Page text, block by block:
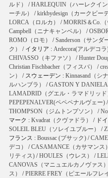
ルド）
/HARLEQUIN（ハーレクイン
ーチル）
/kirkbydesign（カークビー
LORCA（ロルカ）
/MORRIS＆Co.
Campbell（ニナキャンベル）
/
ROMO（ロモ）
/Sanderson（サンダ
ク）
/ イタリア : Ardecora(アルデコ
CHIVASSO（キファソ）
/Hunter
Christian Fischbacher（フィスバ）
/
ン）
/ スウェーデン : Kinnasand（シ
ルハンブラ）
/GASTON Y
LAMADRID（グエル・ラマドリッド
PEPEPENALVER(ペペペナルヴェー)/
THOMPSON（ジムトンプソン）
/
マーク : Kvadrat（クヴァドラ） / ド
SOLEIL BLEU（ソレイユブルー）
/
フランス : Boussac (ブサック)/
デコ）
/CASAMANCE（カサマンス）
リティス)/HOULES（ウレス） /
CANOVAS（マニュエルカノヴァス）
ス）
/PIERRE FREY（ピエールフレイ